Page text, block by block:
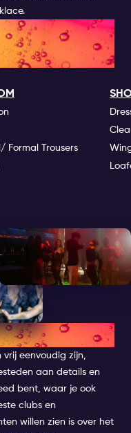
GO'S
Formal Trousers
vrij eenvoudig zijn,
aan details en
bent, waar je ook
clubs en
willen zien is over het